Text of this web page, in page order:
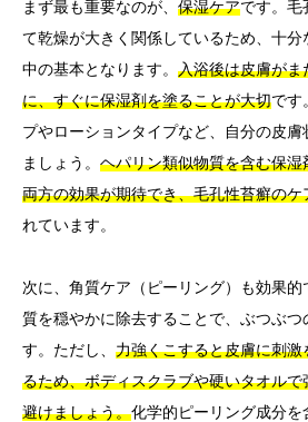
まず最も重要なのが、 保湿ケアです。毛
て乾燥が大きく関係しているため、十
中の基本となります。 入浴後は皮膚がま
に、すぐに保湿剤を塗ることが大切です
プやローションタイプなど、自分の皮
ましょう。 ヘパリン類似物質を含む保
両方の効果が期待でき、毛孔性苔癬の
れています。
次に、角質ケア（ピーリング）も効果
質を穏やかに除去することで、ぶつぶつ
す。ただし、 力強くこすると皮膚に刺
るため、ボディスクラブや硬いタオル
避けましょう。化学的ピーリング成分を